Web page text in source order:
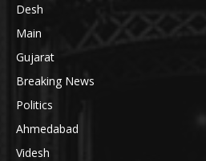
Desh
Main
Gujarat
Breaking News
Politics
Ahmedabad
Videsh